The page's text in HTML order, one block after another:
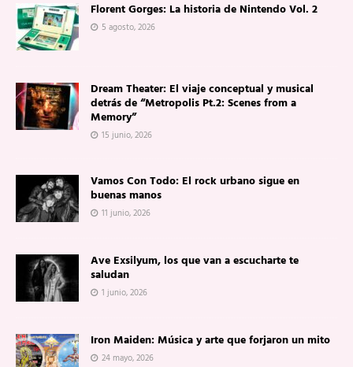
Florent Gorges: La historia de Nintendo Vol. 2
5 agosto, 2026
Dream Theater: El viaje conceptual y musical
detrás de “Metropolis Pt.2: Scenes from a
Memory”
15 junio, 2026
Vamos Con Todo: El rock urbano sigue en
buenas manos
11 junio, 2026
Ave Exsilyum, los que van a escucharte te
saludan
1 junio, 2026
Iron Maiden: Música y arte que forjaron un mito
24 mayo, 2026